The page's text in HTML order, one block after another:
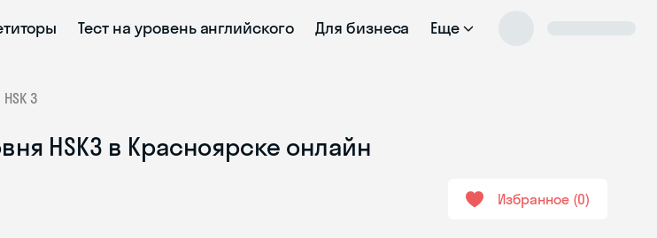
Тест на уровень английского Для бизнеса Еще
HSK 3
HSK3 в Красноярске онлайн
Избранное 0